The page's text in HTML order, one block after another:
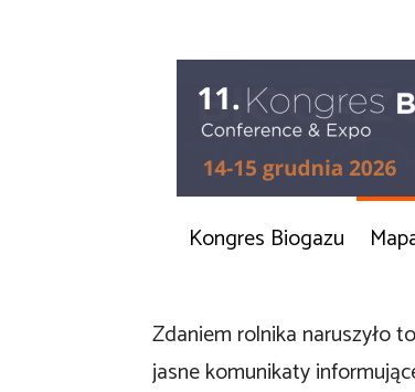
Kongres Biogazu
Zdaniem rolnika naruszyło
jasne komunikaty